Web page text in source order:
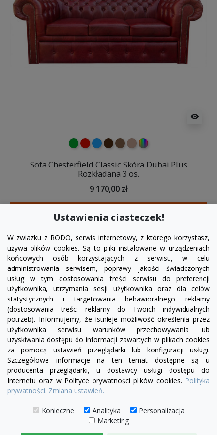
visibility
zielonyczerwony
niebieski
ciemno brązowy
brązowy
jasnobrązowy
wybór koloru
Sofa Chesterfield Classic Skóra Dubai Plus
Rozkładana 3 os.
9 170,00 zł
FacebookYouTubePinterest
Ustawienia ciasteczek!
W zwiazku z RODO, serwis internetowy, z którego korzystasz,
używa plików cookies. Są to pliki instalowane w urządzeniach
końcowych osób korzystających z serwisu, w celu
administrowania serwisem, poprawy jakości świadczonych
usług w tym dostosowania treści serwisu do preferencji
użytkownika, utrzymania sesji użytkownika oraz dla celów
statystycznych i targetowania behawioralnego reklamy
(dostosowania treści reklamy do Twoich indywidualnych
potrzeb). Informujemy, że istnieje możliwość określenia przez
użytkownika serwisu warunków przechowywania lub
uzyskiwania dostępu do informacji zawartych w plikach cookies
za pomocą ustawień przeglądarki lub konfiguracji usługi.
Szczegółowe informacje na ten temat dostępne są u
producenta przeglądarki, u dostawcy usługi dostępu do
Internetu oraz w Polityce prywatności plików cookies. Polityka
prywatności. Zmiana ustawień.
Konieczne Analityka
Personalizacja
Marketing
PRODUKTY

INFORMACJE
